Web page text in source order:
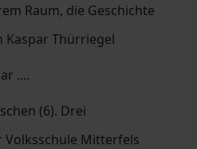
Raum, die Geschichte
Kaspar Thürriegel
....
(6). Drei
Volksschule Mitterfels